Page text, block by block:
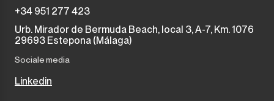
+34 951 277 423
Urb. Mirador de Bermuda Beach, local 3, A-7, Km. 1076
29693 Estepona (Málaga)
Sociale media
Linkedin